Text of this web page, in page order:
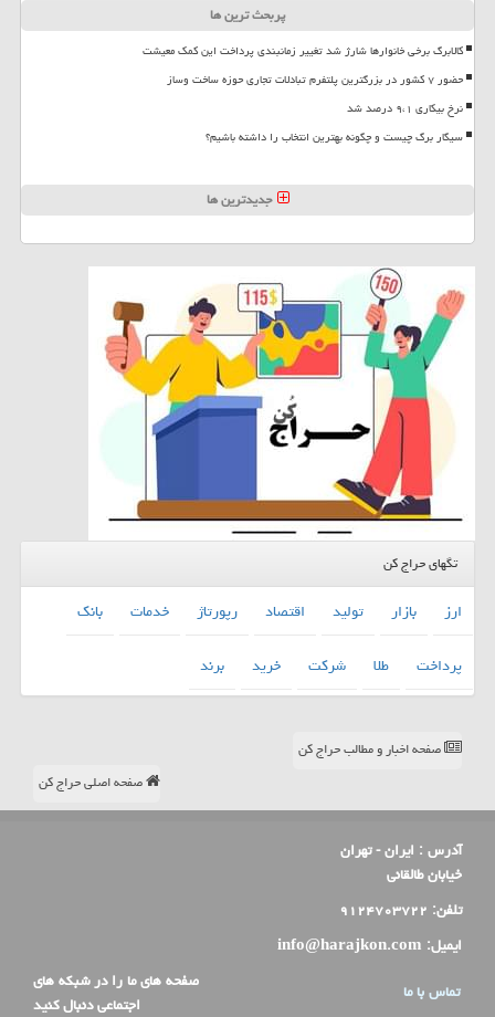
پربحث ترین ها
کالابرگ برخی خانوارها شارژ شد تغییر زمانبندی پرداخت این کمک معیشت
حضور ۷ کشور در بزرگترین پلتفرم تبادلات تجاری حوزه ساخت وساز
نرخ بیکاری ۹،۱ درصد شد
سیگار برگ چیست و چگونه بهترین انتخاب را داشته باشیم؟
جدیدترین ها
تگهای حراج کن
ارز بازار تولید اقتصاد رپورتاژ خدمات
بانك
پرداخت
طلا شركت خرید برند
صفحه اخبار و مطالب حراج کن
صفحه اصلی حراج کن
آدرس : ایران - تهران
خیابان طالقانی
تلفن: ۹۱۲۴۷۰۳۷۲۲
ایمیل: info@harajkon.com
تماس با ما
صفحه های ما را در شبکه های
اجتماعی دنبال کنید